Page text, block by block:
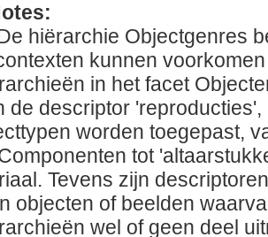
hiërarchie Objectgenres
kunnen
in het facet
de descriptor
worden toegepast,
tot
Tevens zijn
objecten of beelden
wel of geen deel